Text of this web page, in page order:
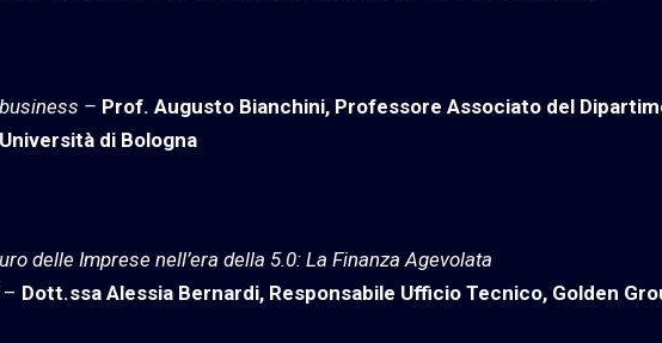
– Prof. Augusto Bianchini, Professore Associato del
di Bologna
delle Imprese nell’era della 5.0: La Finanza Agevolata
– Dott.ssa Alessia Bernardi, Responsabile Ufficio Tecnico, Golden